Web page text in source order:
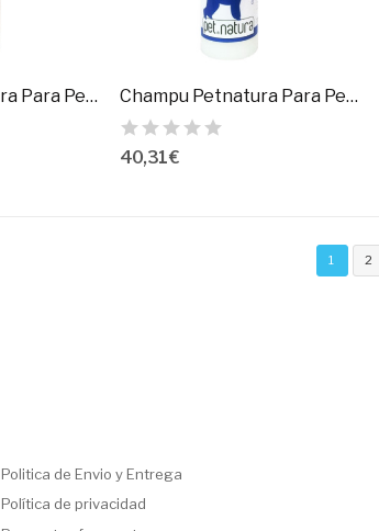
Champu Petnatura Para Perro De Pelo Negro Champu Petnatura Para Perros De Pelo Blanco
40,31 €
1 2
Politica de Envio y Entrega
Política de privacidad